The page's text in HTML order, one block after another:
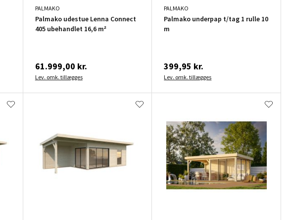
PALMAKO
Palmako udestue Lenna Connect
405 ubehandlet 16,6 m²
61.999,00 kr.
Lev. omk. tillægges
PALMAKO
Palmako underpap t/tag 1 rulle 10
m
399,95 kr.
Lev. omk. tillægges